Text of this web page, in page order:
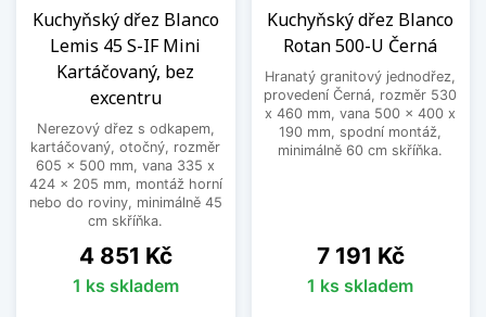
Kuchyňský dřez Blanco
Lemis 45 S-IF Mini
Kartáčovaný, bez
excentru
Nerezový dřez s odkapem,
kartáčovaný, otočný, rozměr
605 x 500 mm, vana 335 x
424 x 205 mm, montáž horní
nebo do roviny, minimálně 45
cm skříňka.
Cena
4 851 Kč
1 ks skladem
Kuchyňský dřez Blanco
Rotan 500-U Černá
Hranatý granitový jednodřez,
provedení Černá, rozměr 530
x 460 mm, vana 500 x 400 x
190 mm, spodní montáž,
minimálně 60 cm skříňka.
Cena
7 191 Kč
1 ks skladem